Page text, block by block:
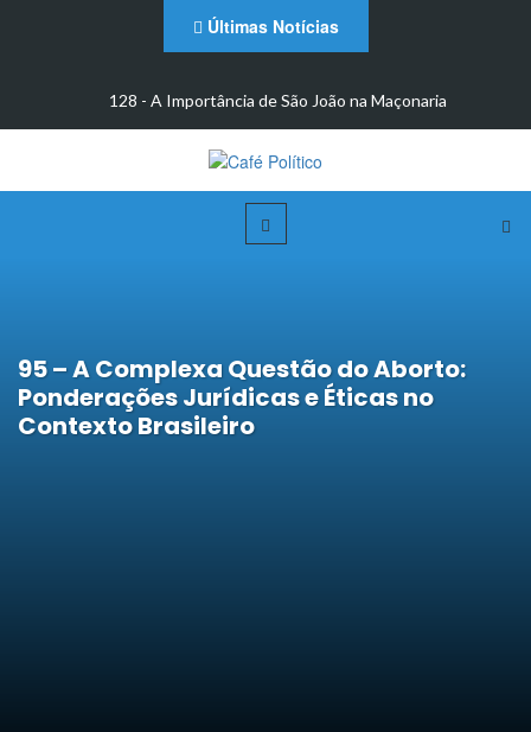
Últimas Notícias
EDUCAÇÃO AMBIENTAL COMO
TRANSFORMAÇÃO SOCIAL E
95 – A Complexa Questão do Aborto:
Ponderações Jurídicas e Éticas no
Contexto Brasileiro